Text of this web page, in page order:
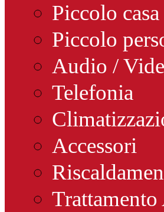
Piccolo casa
Piccolo
Audio /
Telefonia
Accessori
Trattamento